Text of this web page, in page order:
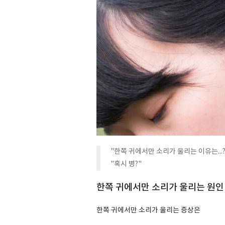
"한쪽 귀에서만 소리가 울리는 이유는
"혹시 병?"
한쪽 귀에서만 소리가 울리는 원인
한쪽 귀에서만 소리가 울리는 증상은